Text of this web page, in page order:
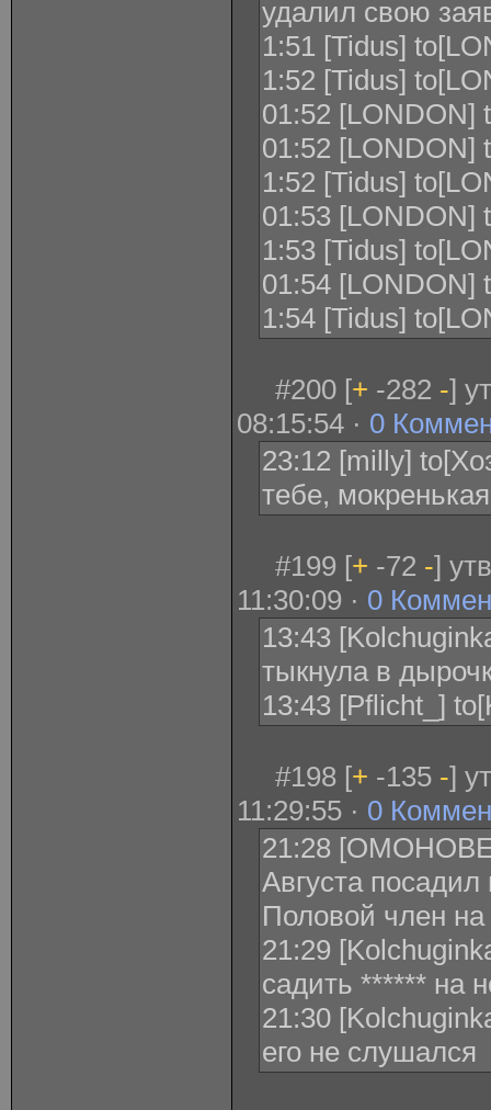
удалил свою
1:51 [Tidus]
1:52 [Tidus]
01:52 [LONDON]
01:52 [LONDON]
1:52 [Tidus]
01:53 [LONDON]
1:53 [Tidus]
01:54 [LONDON]
1:54 [Tidus]
#200 [+ -282 -]
08:15:54 · 0
23:12 [milly]
тебе, мокренькая
#199 [+ -72 -]
11:30:09 · 0
13:43
тыкнула в
13:43 [Pflicht_]
#198 [+ -135 -]
11:29:55 · 0
21:28
Августа посадил
Половой член
21:29
садить ****** на
21:30
его не слушался